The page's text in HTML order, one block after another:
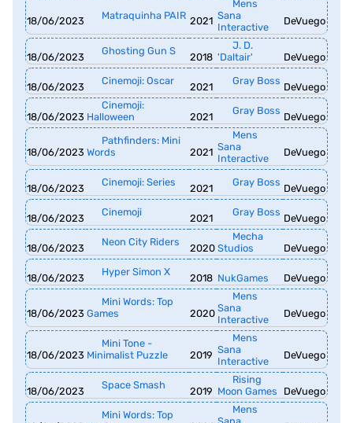
18/06/2023 Matraquinha PAIR 2021
Mens
Sana
Interactive
DeVuego
18/06/2023
Ghosting Gun S
2018
J. D.
'Daltair'
DeVuego
18/06/2023
Cinemoji: Oscar
2021
Gray Boss
DeVuego
18/06/2023
Cinemoji:
Halloween
2021
Gray Boss
DeVuego
18/06/2023
Pathfinders: Mini
Words
2021
Mens
Sana
Interactive
DeVuego
18/06/2023
Cinemoji: Series
2021
Gray Boss
DeVuego
18/06/2023
Cinemoji
2021
Gray Boss
DeVuego
18/06/2023
Neon City Riders
2020
Mecha
Studios
DeVuego
18/06/2023
Hyper Simon X
2018 NukGames DeVuego
18/06/2023
Mini Words: Top
Games
2020
Mens
Sana
Interactive
DeVuego
18/06/2023
Mini Tone -
Minimalist Puzzle
2019
Mens
Sana
Interactive
DeVuego
18/06/2023
Space Smash
2019
Rising
Moon Games
DeVuego
Mini Words: Top
Mens